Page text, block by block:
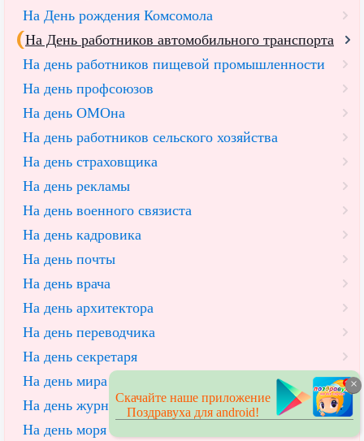
На День рождения Комсомола
На День работников автомобильного транспорта
На день работников пищевой промышленности
На день профсоюзов
На день ОМОна
На день работников сельского хозяйства
На день страховщика
На день рекламы
На день военного связиста
На день кадровика
На день почты
На день врача
На день архитектора
На день переводчика
На день секретаря
На день мира
На день журналистов
На день моря
×
Скачайте наше приложение
Поздравуха для android!